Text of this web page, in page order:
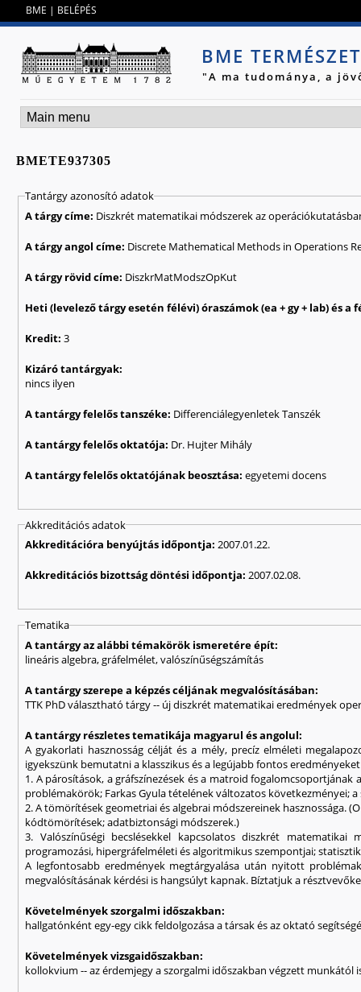
BME | BELÉPÉS
BME
"A ma tudománya, a
BMETE937305
Tantárgy azonosító adatok
A tárgy címe: Diszkrét matematikai módszerek az
A tárgy angol címe: Discrete Mathematical Methods in Operations
A tárgy rövid címe: DiszkrMatModszOpKut
Kredit:3
Kizáró tantárgyak:
nincs ilyen
A tantárgy felelős tanszéke: Differenciálegyenletek Tanszék
A tantárgy felelős oktatója: Dr. Hujter Mihály
A tantárgy felelős oktatójának beosztása:egyetemi docens
Akkreditációs adatok
Akkreditációra benyújtás időpontja:2007.01.22.
Akkreditációs bizottság döntési időpontja:2007.02.08.
Tematika
A tantárgy az alábbi témakörök ismeretére épít:
lineáris algebra, gráfelmélet, valószínűségszámítás
A tantárgy szerepe a képzés céljának megvalósításában:
TTK PhD választható tárgy -- új diszkrét matematikai eredmények
A tantárgy részletes tematikája magyarul és angolul:
A gyakorlati hasznosság célját és a mély, precíz elméleti
igyekszünk bemutatni a klasszikus és a legújabb fontos
1. A párosítások, a gráfszínezések és a matroid
problémakörök; Farkas Gyula tételének változatos következményei;
2. A tömörítések geometriai és algebrai módszereinek hasznossága.
kódtömörítések; adatbiztonsági módszerek.)
3. Valószínűségi becslésekkel kapcsolatos diszkrét
programozási, hipergráfelméleti és algoritmikus szempontjai;
A legfontosabb eredmények megtárgyalása után nyitott
megvalósításának kérdési is hangsúlyt kapnak. Bíztatjuk a
Követelmények szorgalmi időszakban:
hallgatónként egy-egy cikk feldolgozása a társak és az oktató
Követelmények vizsgaidőszakban:
kollokvium -- az érdemjegy a szorgalmi időszakban végzett munkától